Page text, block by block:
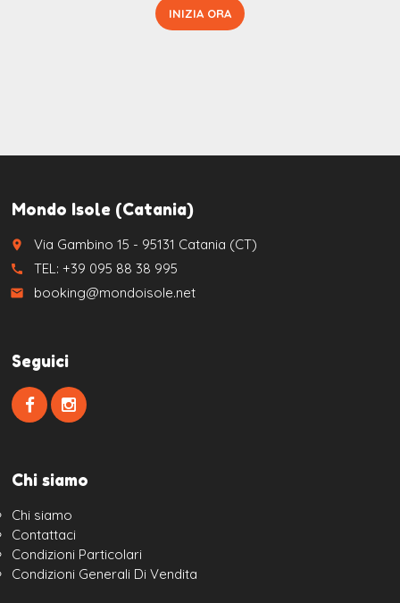
INIZIA ORA
Mondo Isole (Catania)
place Via Gambino 15 - 95131 Catania (CT)
call TEL: +39 095 88 38 995
email booking@mondoisole.net
Seguici
Chi siamo
Chi siamo
Contattaci
Condizioni Particolari
Condizioni Generali Di Vendita